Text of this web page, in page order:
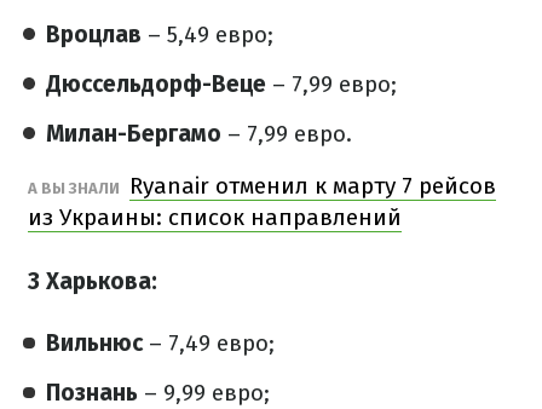
Вроцлав – 5,49 евро;
Дюссельдорф-Веце – 7,99 евро;
Милан-Бергамо – 7,99 евро.
А ВЫ ЗНАЛИ
Ryanair отменил к марту 7 рейсов
из Украины: список направлений
З Харькова:
Вильнюс – 7,49 евро;
Познань – 9,99 евро;